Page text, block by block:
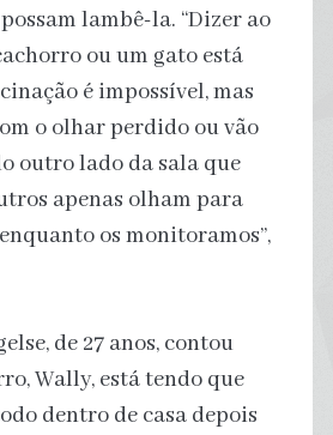
lambê-la. “Dizer ao
ou um gato está
é impossível, mas
o olhar perdido ou vão
outro lado da sala que
apenas olham para
os monitoramos”,
de 27 anos, contou
Wally, está tendo que
dentro de casa depois